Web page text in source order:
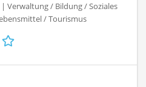
Verwaltung / Bildung / Soziales
/ Tourismus